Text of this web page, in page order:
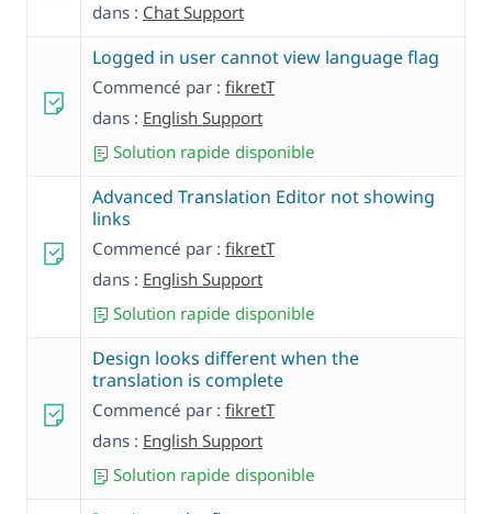
dans : Chat Support
Logged in user cannot view language flag
Commencé par : fikretT
dans : English Support
Solution rapide disponible
Advanced Translation Editor not showing
links
Commencé par : fikretT
dans : English Support
Solution rapide disponible
Design looks different when the
translation is complete
Commencé par : fikretT
dans : English Support
Solution rapide disponible